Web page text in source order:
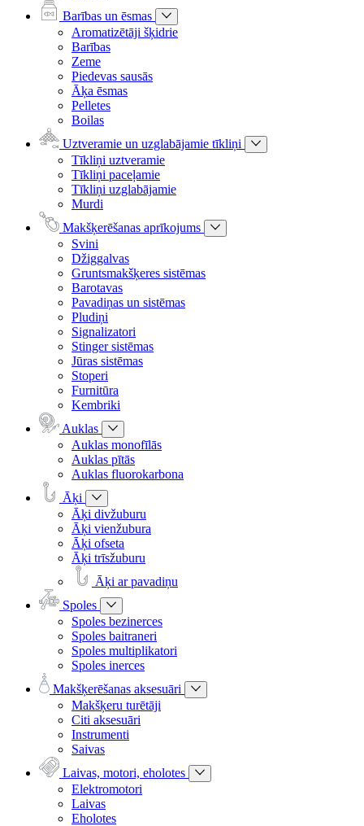
Barības un ēsmas
Aromatizētāji šķidrie
Barības
Zeme
Piedevas sausās
Āķa ēsmas
Pelletes
Boilas
Uztveramie un uzglabājamie tīkliņi
Tīkliņi uztveramie
Tīkliņi paceļamie
Tīkliņi uzglabājamie
Murdi
Makšķerēšanas aprīkojums
Svini
Džiggalvas
Gruntsmakšķeres sistēmas
Barotavas
Pavadiņas un sistēmas
Pludiņi
Signalizatori
Stinger sistēmas
Jūras sistēmas
Stoperi
Furnitūra
Kembriki
Auklas
Auklas monofīlās
Auklas pītās
Auklas fluorokarbona
Āķi
Āķi divžuburu
Āķi vienžubura
Āķi ofseta
Āķi trīsžuburu
Āķi ar pavadiņu
Spoles
Spoles bezinerces
Spoles baitraneri
Spoles multiplikatori
Spoles inerces
Makšķerēšanas aksesuāri
Makšķeru turētāji
Citi aksesuāri
Instrumenti
Saivas
Laivas, motori, eholotes
Elektromotori
Laivas
Eholotes